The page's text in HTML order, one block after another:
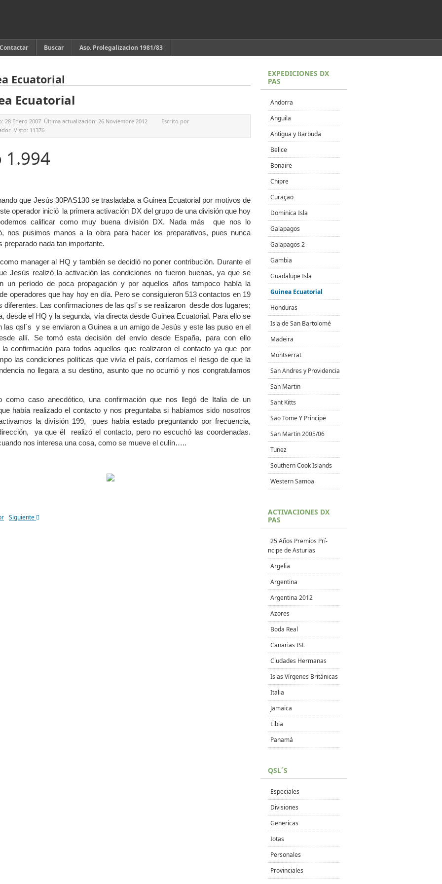
Contactar Buscar Aso. Prolegalizacion 1981/83
Ecuatorial
Ecuatorial
28 Enero 2007 Última actualización: 26 Noviembre 2012
Escrito por
Visto: 11376
1.994
que Jesús 30PAS130 se trasladaba a Guinea Ecuatorial por motivos de
operador inició
la primera activación DX del grupo de una división que hoy
calificar como muy buena división DX. Nada más que nos lo
nos pusimos manos a la obra para hacer los preparativos, pues nunca
preparado nada tan importante.
manager al HQ y también se decidió no poner contribución. Durante el
Jesús realizó la activación las condiciones no fueron buenas, ya que se
un período de poca propagación y por aquellos años tampoco había la
operadores que hay hoy en día. Pero se consiguieron 513 contactos en 19
diferentes. Las confirmaciones de las qsl´s se realizaron desde dos lugares;
desde el HQ y la segunda, vía directa desde Guinea Ecuatorial. Para ello se
las qsl´s y se enviaron a Guinea a un amigo de Jesús y este las puso en el
allí. Se tomó esta decisión del envío desde España, para con ello
la confirmación para todos aquellos que realizaron el contacto ya que por
las condiciones políticas que vivía el país, corríamos el riesgo de que la
no llegara a su destino, asunto que no ocurrió y nos congratulamos
como caso anecdótico, una confirmación que nos llegó de Italia de un
había realizado el contacto y nos preguntaba si habíamos sido nosotros
la división 199, pues había estado preguntando por frecuencia,
ya que él realizó el contacto, pero no escuchó las coordenadas.
nos interesa una cosa, como se mueve el culín…..
Siguiente
EXPEDICIONES DX
PAS
Andorra
Anguila
Antigua y Barbuda
Belice
Bonaire
Chipre
Curaçao
Dominica Isla
Galapagos
Galapagos 2
Gambia
Guadalupe Isla
Guinea Ecuatorial
Honduras
Isla de San Bartolomé
Madeira
Montserrat
San Andres y Providencia
San Martin
Sant Kitts
Sao Tome Y Principe
San Martin 2005/06
Tunez
Southern Cook Islands
Western Samoa
ACTIVACIONES DX
PAS
25 Años Premios Prí­
ncipe de Asturias
Argelia
Argentina
Argentina 2012
Azores
Boda Real
Canarias ISL
Ciudades Hermanas
Islas Vírgenes Británicas
Italia
Jamaica
Libia
Panamá
QSL´S
Especiales
Divisiones
Genericas
Iotas
Personales
Provinciales